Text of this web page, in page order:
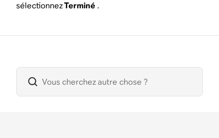
sélectionnezTerminé .